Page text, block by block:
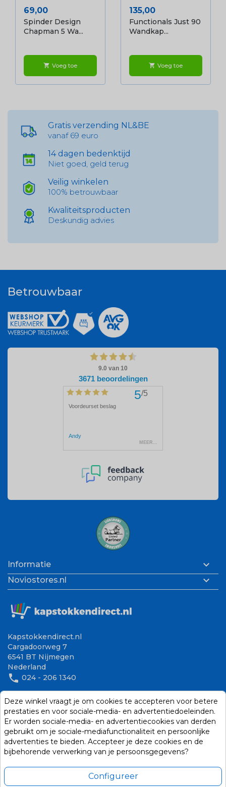
Prijs
69,00
Spinder Design
Chapman 5 Wa...
shopping_cart Voeg toe
Prijs
135,00
Functionals Just 90
Wandkap...
shopping_cart Voeg toe
Gratis verzending NL&BE
vanaf 69 euro
14 dagen bedenktijd
Niet goed, geld terug
Veilig winkelen
100% betrouwbaar
Kwaliteitsproducten
Deskundig advies
Betrouwbaar
Informatie 
Noviostores.nl 
Kapstokkendirect.nl
Cargadoorweg 7
6541 BT Nijmegen
Nederland
phone 024 - 206 1340
mailinfo@noviostores.nl
06 - 376 867 19
Deze winkel vraagt je om cookies te accepteren voor betere
prestaties en voor sociale-media- en advertentiedoeleinden.
Er worden sociale-media- en advertentiecookies van derden
gebruikt om je sociale-mediafunctionaliteit en persoonlijke
advertenties te bieden. Accepteer je deze cookies en de
bijbehorende verwerking van je persoonsgegevens?
Configureer